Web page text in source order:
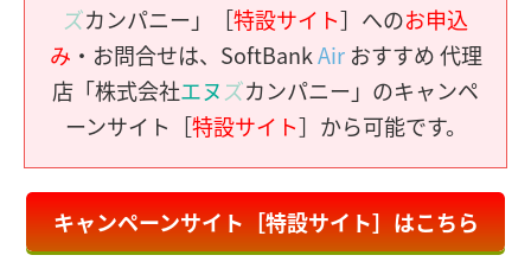
ズカンパニー」［特設サイト］へのお申込
み ・お問合せは、SoftBankAirおすすめ 代理
店「株式会社エヌ ズカンパニー」のキャンペ
ーンサイト［特設サイト］から可能です。
キャンペーンサイト［特設サイト］はこちら